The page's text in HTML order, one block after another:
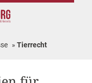
» Tierrecht